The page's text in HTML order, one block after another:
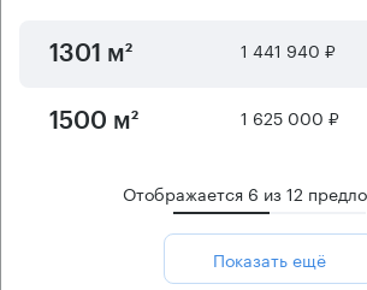
1301 м² 1 441 940 ₽
1500 м² 1 625 000 ₽
Отображается 6 из12
Показать ещё